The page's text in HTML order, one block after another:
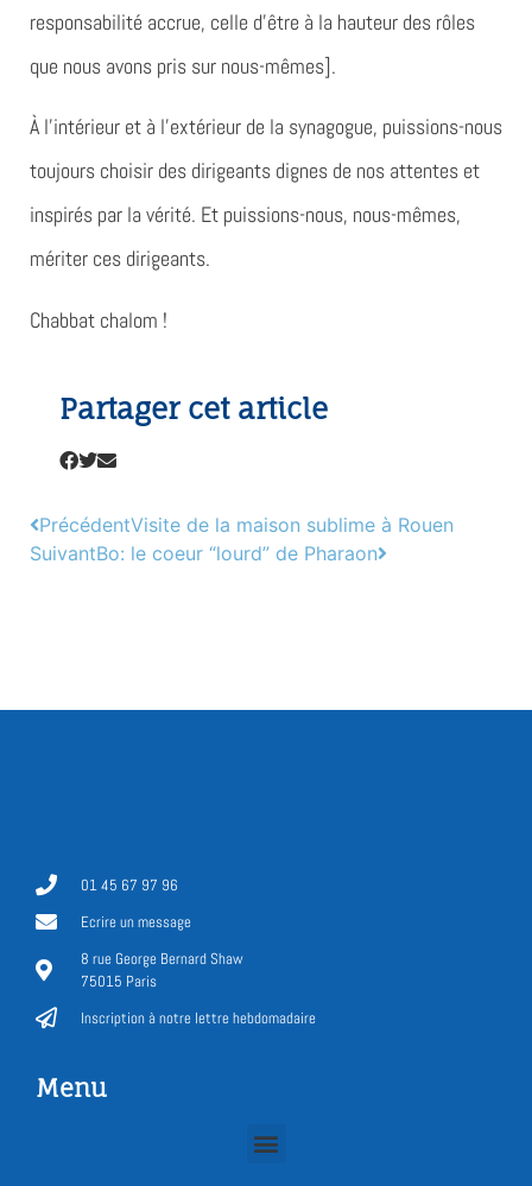
responsabilité accrue, celle d’être à la hauteur des rôles
que nous avons pris sur nous-mêmes].
À l’intérieur et à l’extérieur de la synagogue, puissions-nous
toujours choisir des dirigeants dignes de nos attentes et
inspirés par la vérité. Et puissions-nous, nous-mêmes,
mériter ces dirigeants.
Chabbat chalom !
Partager cet article
PrécédentVisite de la maison sublime à Rouen
SuivantBo: le coeur “lourd” de Pharaon
01 45 67 97 96
Ecrire un message
8 rue George Bernard Shaw
75015 Paris
Inscription à notre lettre hebdomadaire
Menu